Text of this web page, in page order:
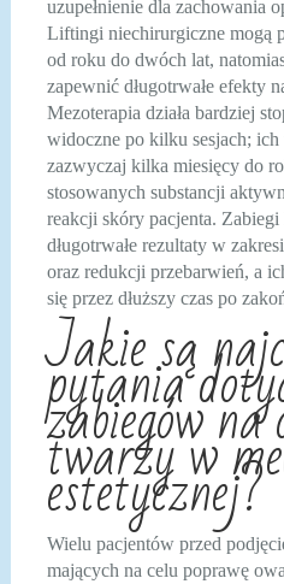
uzupełnienie dla zachowania
Liftingi niechirurgiczne mogą
od roku do dwóch lat,
zapewnić długotrwałe efekty
Mezoterapia działa bardziej
widoczne po kilku sesjach;
zazwyczaj kilka miesięcy do
stosowanych substancji
reakcji skóry pacjenta.
długotrwałe rezultaty w
oraz redukcji przebarwień, a
się przez dłuższy czas po
Jakie są
pytania
zabiegów
twarzy w
estetycznej?
Wielu pacjentów przed
mających na celu poprawę